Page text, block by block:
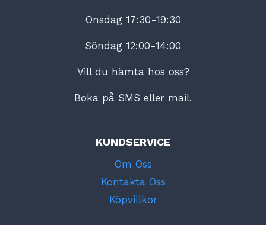
Onsdag 17:30-19:30
Söndag 12:00-14:00
Vill du hämta hos oss?
Boka på SMS eller mail.
KUNDSERVICE
Om Oss
Kontakta Oss
Köpvillkor